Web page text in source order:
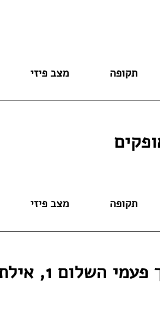
מצב פיזי תקופה
מצב פיזי תקופה
השלום 1, אילת